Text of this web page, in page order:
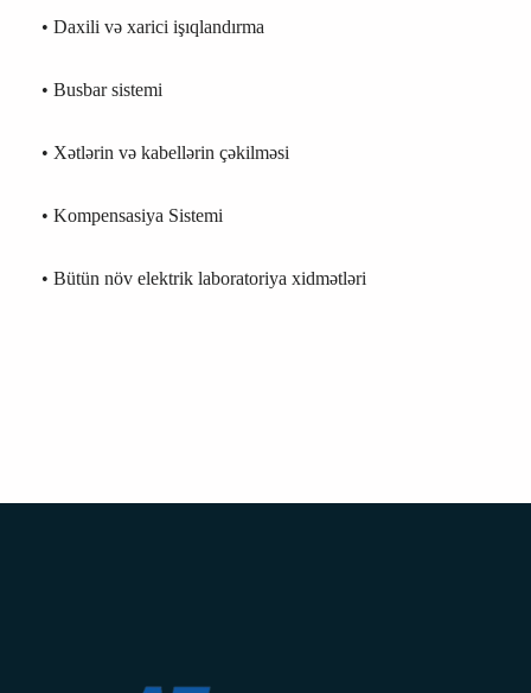
• Daxili və xarici işıqlandırma
• Busbar sistemi
• Xətlərin və kabellərin çəkilməsi
• Kompensasiya Sistemi
• Bütün növ elektrik laboratoriya xidmətləri